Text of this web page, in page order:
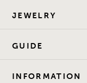
JEWELRY
GUIDE
INFORMATION